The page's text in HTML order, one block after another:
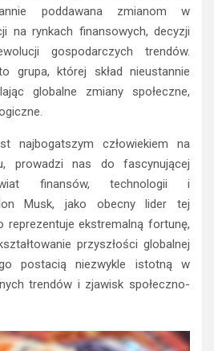
poddawana zmianom w
na rynkach finansowych, decyzji
gospodarczych trendów.
grupa, której skład nieustannie
globalne zmiany społeczne,
najbogatszym człowiekiem na
prowadzi nas do fascynującej
finansów, technologii i
Musk, jako obecny lider tej
reprezentuje ekstremalną fortunę,
przyszłości globalnej
postacią niezwykle istotną w
trendów i zjawisk społeczno-